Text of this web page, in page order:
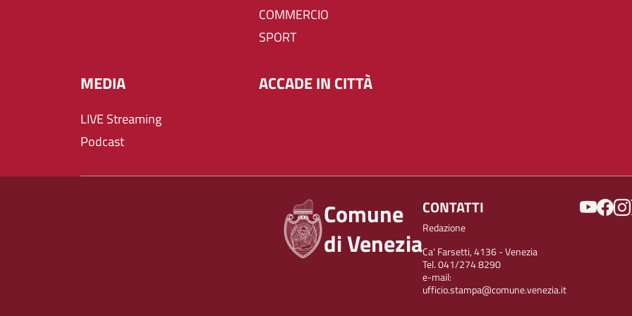
COMMERCIO
SPORT
MEDIA
LIVE Streaming
Podcast
ACCADE IN CITTÀ
Comune
di Venezia
CONTATTI
Redazione
Ca' Farsetti, 4136 - Venezia
Tel. 041/274 8290
e-mail:
ufficio.stampa@comune.venezia.it